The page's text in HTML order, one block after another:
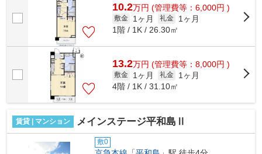
10.2万円 (管理費等：6,000円 )
敷金 1ヶ月 礼金
1ヶ月
1階 / 1K / 26.30㎡
13.2万円 (管理費等：8,000円 )
敷金 1ヶ月 礼金
1ヶ月
4階 / 1K / 31.10㎡
賃貸 | マンション メインステージ平和島Ⅱ
敷0